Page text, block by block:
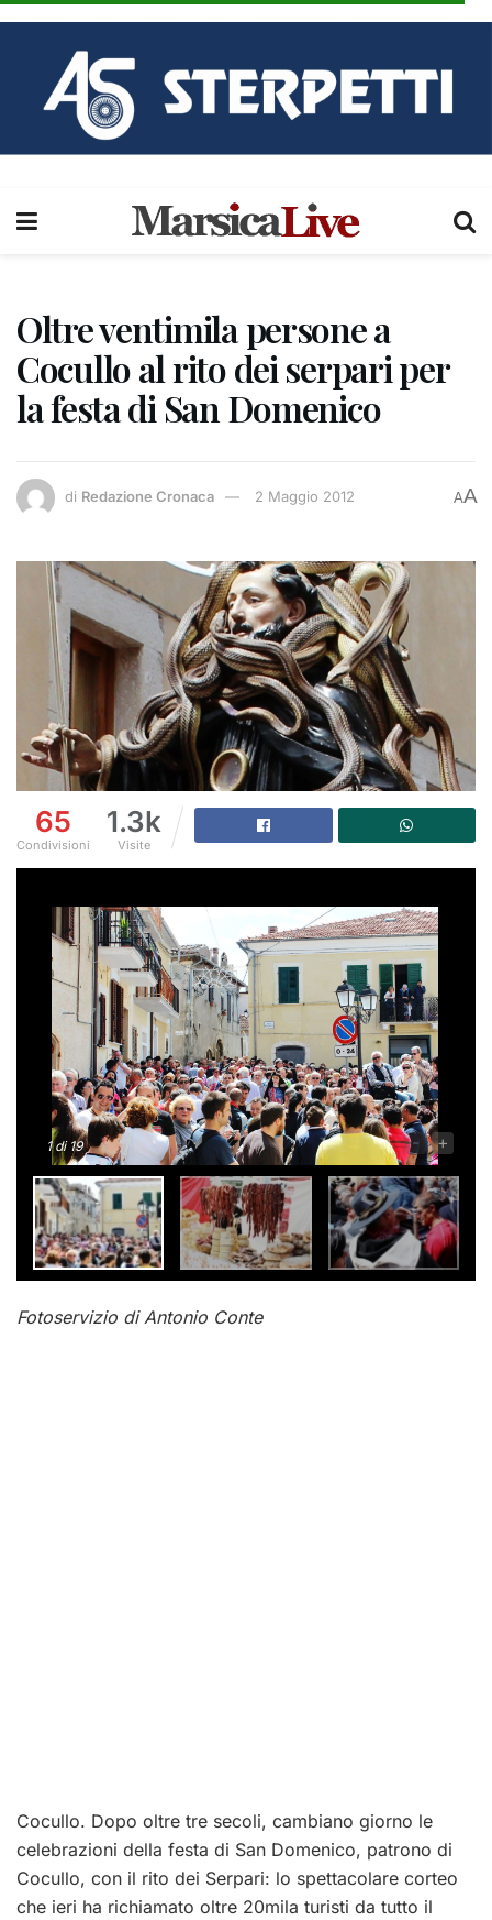
Oltre ventimila persone a
Cocullo al rito dei serpari per
la festa di San Domenico
di Redazione Cronaca 2 Maggio 2012 AA
65
Condivisioni
1.3k
Visite
1di 19 - +
Fotoservizio di Antonio Conte
Cocullo. Dopo oltre tre secoli, cambiano giorno le
celebrazioni della festa di San Domenico, patrono di
Cocullo, con il rito dei Serpari: lo spettacolare corteo
che ieri ha richiamato oltre 20mila turisti da tutto il